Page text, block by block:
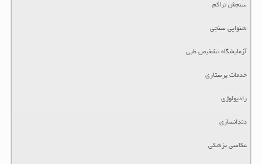
سنجش تراکم
شنوایی سنجی
آزمایشگاه تشخیص طبی
خدمات پرستاری
رادیولوژی
دندانسازی
عکاسی پزشکی